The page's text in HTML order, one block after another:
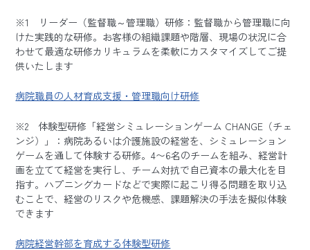
※1 リーダー（監督職～管理職）研修：監督職から管理職に向
けた実践的な研修。お客様の組織課題や階層、現場の状況に合
わせて最適な研修カリキュラムを柔軟にカスタマイズしてご提
供いたします
病院職員の人材育成支援・管理職向け研修
※2 体験型研修「経営シミュレーションゲーム CHANGE（チェ
ンジ）」：病院あるいは介護施設の経営を、シミュレーション
ゲームを通して体験する研修。4〜6名のチームを組み、経営計
画を立てて経営を実行し、チーム対抗で自己資本の最大化を目
指す。ハプニングカードなどで実際に起こり得る問題を取り込
むことで、経営のリスクや危機感、課題解決の手法を擬似体験
できます
病院経営幹部を育成する体験型研修